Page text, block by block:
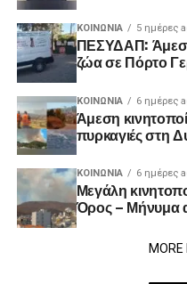
ΚΟΙΝΩΝΊΑ 5 ημέρες
ΠΕΣΥΔΑΠ:
ζώα σε Πόρτο
ΚΟΙΝΩΝΊΑ 6 ημέρες
Άμεση
πυρκαγιές στη
ΚΟΙΝΩΝΊΑ 6 ημέρες
Μεγάλη
Όρος – Μήνυμα